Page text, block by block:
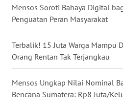
Mensos Soroti Bahaya Digital
Penguatan Peran Masyarakat
Terbalik! 15 Juta Warga Mampu
Orang Rentan Tak Terjangkau
Mensos Ungkap Nilai Nominal
Bencana Sumatera: Rp8 Juta/
WN
KARAWANG
WN
BEKASI
WN
BOGOR